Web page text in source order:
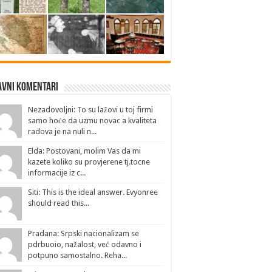
Komentari
Nezadovoljni: To su lažovi u toj firmi
samo hoće da uzmu novac a kvaliteta
radova je na nuli n...
Elda: Postovani, molim Vas da mi
kazete koliko su provjerene tj.tocne
informacije iz c...
Siti: This is the ideal answer. Evyonree
should read this...
Pradana: Srpski nacionalizam se
pdrbuoio, nažalost, već odavno i
potpuno samostalno. Reha...